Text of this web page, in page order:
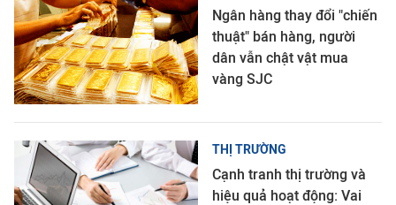
Ngân hàng thay đổi "chiến
thuật" bán hàng, người
dân vẫn chật vật mua
vàng SJC
THỊ TRƯỜNG
Cạnh tranh thị trường và
hiệu quả hoạt động: Vai